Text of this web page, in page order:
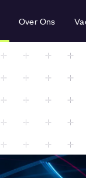
Over Ons